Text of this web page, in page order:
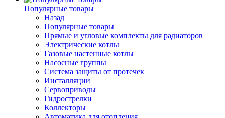
Популярные товары
Назад
Популярные товары
Прямые и угловые комплекты для радиаторов
Электрические котлы
Газовые настенные котлы
Насосные группы
Система защиты от протечек
Инсталляции
Сервоприводы
Гидрострелки
Коллекторы